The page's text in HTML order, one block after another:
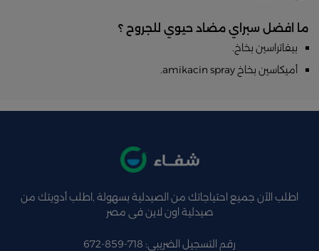
ما افضل سبراي مضاد حيوي للجروح ؟
بيفاتراسين بخاخ.
أميكاسين بخاخ amikacin spray.
اطلب الآن جميع احتياجاتك من الصيدلية بسهولة ,اطلب أدويتك من
صيدلية اون لاين فى مصر
رقم التسجيل الضريبي: 718-859-672